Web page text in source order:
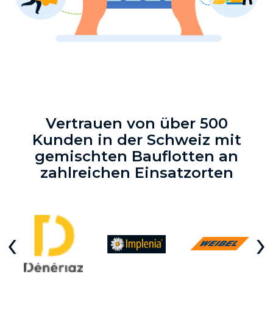
Vertrauen von über 500
Kunden in der Schweiz mit
gemischten Bauflotten an
zahlreichen Einsatzorten
‹ ›